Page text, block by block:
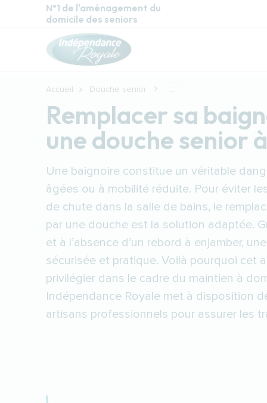
Aller au contenu principal
N°1 de l'aménagement du
domicile des seniors
Accueil Douche senior ...
Remplacer sa
une douche senior
Une baignoire constitue un véritable
âgées ou à mobilité réduite. Pour éviter
de chute dans la salle de bains, le
par une douche est la solution adaptée.
et à l’absence d’un rebord à enjamber,
sécurisée et pratique. Voilà pourquoi cet
privilégier dans le cadre du maintien à
Indépendance Royale met à disposition
artisans professionnels pour assurer les